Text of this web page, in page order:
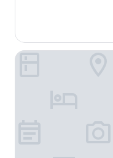
ulasan)
Courtyard by Marriott